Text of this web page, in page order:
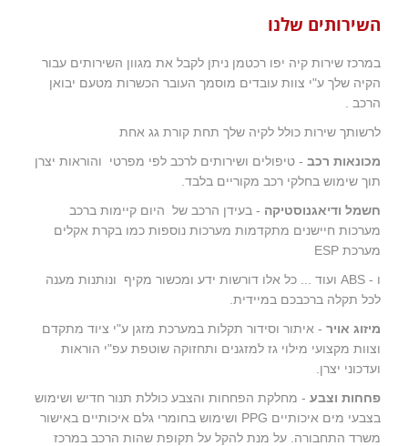
השירותים שלנו
במרכז שירות קיה יפו רכטמן ניתן לקבל את מגוון השירותים עבור
הקיה שלך ע"י צוות עובדים מוסמך העובר הכשרות מטעם יבואן
הרכב .
לרשותך שירות כולל לקיה שלך תחת קורת גג אחת
מכונאות רכב - טיפולים ושירותים לרכב לפי מפרטי והוראות יצרן
תוך שימוש בחלקי רכב מקוריים בלבד.
חשמל ודיאגנוסטיקה - בעידן הרכב של היום קיימות ברכב
מערכות חיישנים מתקדמות מערכות נוספות כמו בקרת אקלים
מערכת ESP
ו - ABS ועוד ... כל אלו דורשות ידע ומכשור מקיף ונותנות מענה
לכל תקלה ברכבכם במיידית.
מיזוג אויר - איתור וסידור תקלות במערכת מזגן ע"י ציוד מתקדם
וצוות מקצועי מילוי גז למזגנים ותחזוקה שוטפת עפ"י הוראות
ועדכוני יצרן.
פחחות וצבע - מחלקת הפחחות והצבע כוללת תנור חדיש ושימוש
בצבעי מים איכותיים PPG ושימוש בחומרי גלם איכותיים באישור
משרד התחבורה. על מנת להקל על תקופת שהות הרכב במרכז